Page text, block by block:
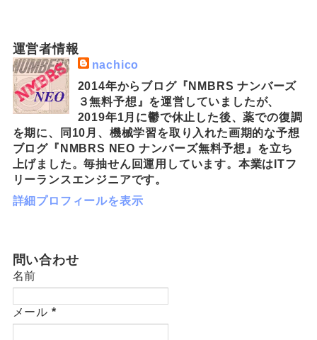
運営者情報
nachico
2014年からブログ『NMBRS ナンバーズ
３無料予想』を運営していましたが、
2019年1月に鬱で休止した後、薬での復調
を期に、同10月、機械学習を取り入れた画期的な予想
ブログ『NMBRS NEO ナンバーズ無料予想』を立ち
上げました。毎抽せん回運用しています。本業はITフ
リーランスエンジニアです。
詳細プロフィールを表示
問い合わせ
名前
メール *